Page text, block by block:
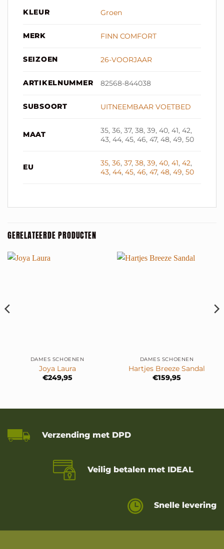
KLEUR Groen
MERK FINN COMFORT
SEIZOEN 26-VOORJAAR
ARTIKELNUMMER 82568-844038
SUBSOORT UITNEEMBAAR VOETBED
MAAT
35, 36, 37, 38, 39, 40, 41, 42,
43, 44, 45, 46, 47, 48, 49, 50
EU 35,36,37,38,39,40,41,42,
43,44,45,46,47,48,49,50
GERELATEERDE PRODUCTEN
DAMES SCHOENEN
Joya Laura
€249,95
DAMES SCHOENEN
Hartjes Breeze Sandal
€159,95
Verzending met DPD
Veilig betalen met IDEAL
Snelle levering